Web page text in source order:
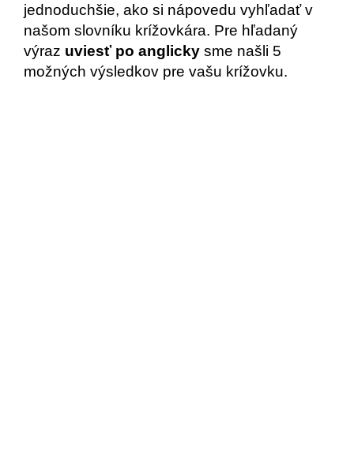
jednoduchšie, ako si nápovedu vyhľadať v
našom slovníku krížovkára. Pre hľadaný
výraz uviesť po anglicky sme našli 5
možných výsledkov pre vašu krížovku.